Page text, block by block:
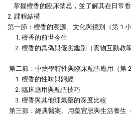
掌握檀香的臨床禁忌，並了解其在日常香
2. 課程結構
第一節：檀香的溯源、文化與鑑別（第 1
1. 檀香的前世今生
2. 檀香的真偽與優劣鑑別（實物互動教學
第二節：中藥學特性與臨床配伍應用（第 2
1. 檀香的性味與歸經
2. 臨床應用與配伍技巧
3. 檀香與其他理氣藥的深度比較
第三節：經典醫案、用藥宜忌與生活養生